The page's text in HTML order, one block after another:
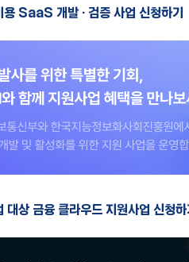
용 SaaS 개발 · 검증 사업 신청하기
대상 금융 클라우드 지원사업 신청하